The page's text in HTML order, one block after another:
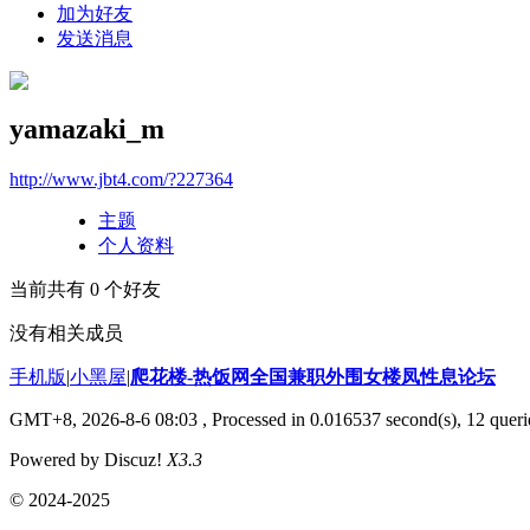
加为好友
发送消息
yamazaki_m
http://www.jbt4.com/?227364
主题
个人资料
当前共有 0 个好友
没有相关成员
手机版|小黑屋|爬花楼-热饭网全国兼职外围女楼凤性息论坛
GMT+8, 2026-8-6 08:03 , Processed in 0.016537 second(s), 12
Powered by Discuz! X3.3
© 2024-2025